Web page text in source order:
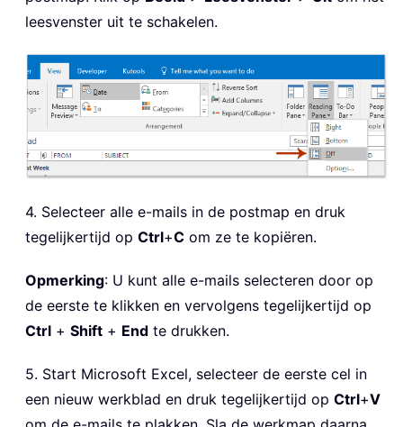
leesvenster uit te schakelen.
4. Selecteer alle e-mails in de postmap en druk
tegelijkertijd op Ctrl+C om ze te kopiëren.
Opmerking: U kunt alle e-mails selecteren door op
de eerste te klikken en vervolgens tegelijkertijd op
Ctrl + Shift + End te drukken.
5. Start Microsoft Excel, selecteer de eerste cel in
een nieuw werkblad en druk tegelijkertijd op Ctrl+V